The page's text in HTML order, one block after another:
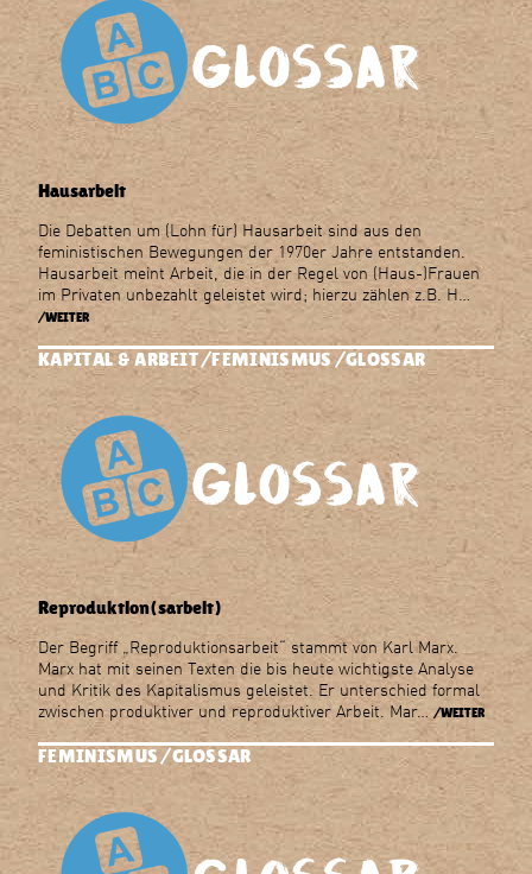
Hausarbeit
Die Debatten um (Lohn für) Hausarbeit sind aus den
feministischen Bewegungen der 1970er Jahre entstanden.
Hausarbeit meint Arbeit, die in der Regel von (Haus-)Frauen
im Privaten unbezahlt geleistet wird; hierzu zählen z.B. H…
/WEITER
KAPITAL & ARBEIT FEMINISMUS GLOSSAR
Reproduktion(sarbeit)
Der Begriff „Reproduktionsarbeit“ stammt von Karl Marx.
Marx hat mit seinen Texten die bis heute wichtigste Analyse
und Kritik des Kapitalismus geleistet. Er unterschied formal
zwischen produktiver und reproduktiver Arbeit. Mar… /WEITER
FEMINISMUS GLOSSAR